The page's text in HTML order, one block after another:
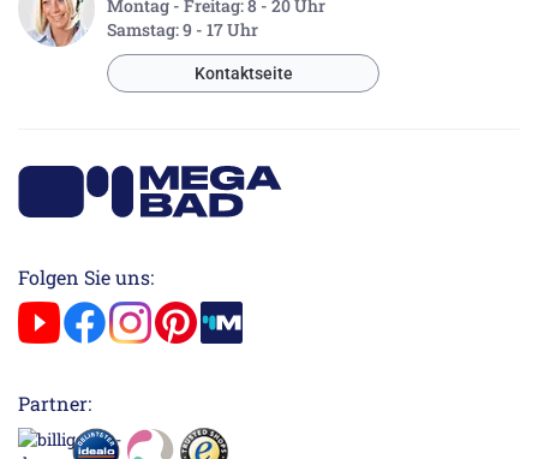
Montag - Freitag: 8 - 20 Uhr
Samstag: 9 - 17 Uhr
Kontaktseite
Folgen Sie uns:
Partner: